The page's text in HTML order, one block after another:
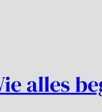
alles